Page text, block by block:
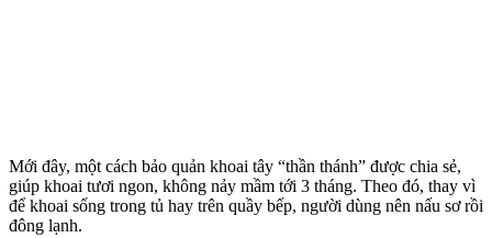
Mới đây, một cách bảo quản khoai tây “thần thánh” được chia sẻ,
giúp khoai tươi ngon, không nảy mầm tới 3 tháng. Theo đó, thay vì
để khoai sống trong tủ hay trên quầy bếp, người dùng nên nấu sơ rồi
đông lạnh.